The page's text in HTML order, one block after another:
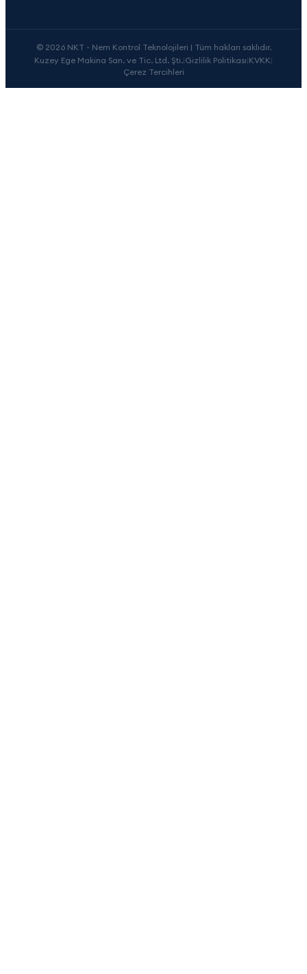
© 2026 NKT - Nem Kontrol Teknolojileri | Tüm hakları saklıdır.
Kuzey Ege Makina San. ve Tic. Ltd. Şti.|Gizlilik Politikası|KVKK|
Çerez Tercihleri